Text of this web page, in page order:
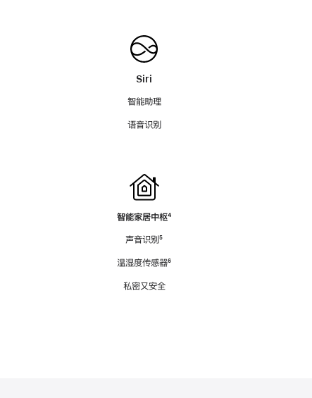
Siri
智能助理
语音识别
智能家居中枢脚
⁴
声音识别脚
⁵
温湿度传感器脚
⁶
私密又安全